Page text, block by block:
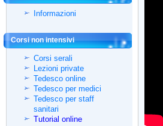
Informazioni
Corsi non intensivi
Corsi serali
Lezioni private
Tedesco online
Tedesco per medici
Tedesco per staff
sanitari
Tutorial online